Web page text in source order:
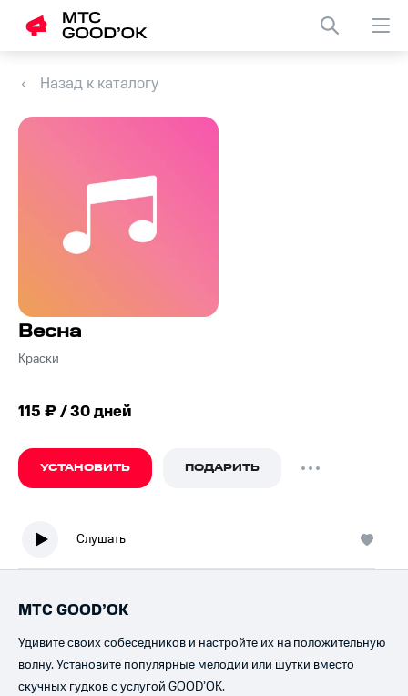
Назад к каталогу
Весна
Краски
115 ₽ / 30 дней
УСТАНОВИТЬ ПОДАРИТЬ
Слушать
МТС GOOD’OK
Удивите своих собеседников и настройте их на положительную
волну. Установите популярные мелодии или шутки вместо
скучных гудков с услугой GOOD’OK.